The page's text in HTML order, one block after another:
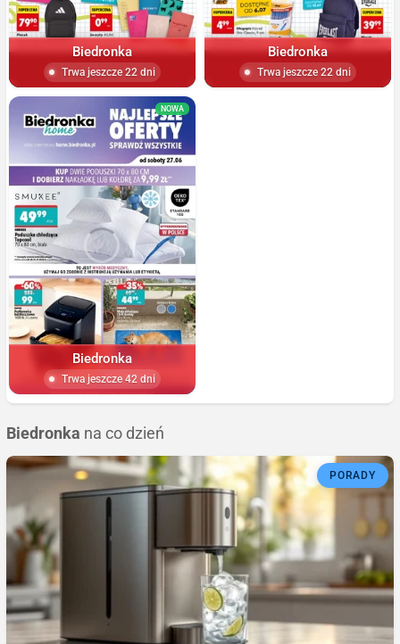
Biedronka
Trwa jeszcze 22 dni
Biedronka
Trwa jeszcze 22 dni
NOWA
Biedronka
Trwa jeszcze 42 dni
Biedronka na co dzień
PORADY